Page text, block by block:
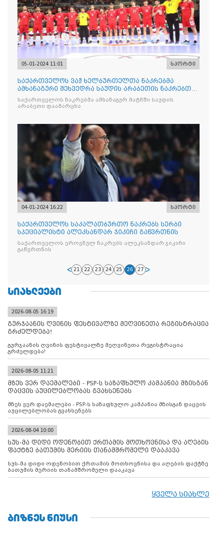
05-01-2024 11:01 სპორტი
საქართველოს ვაჟ ხელბურთელთა ნაკრებმა
ამხანაგური შეხვედრა საუდის არაბეთის ნაკრებთან
გამართა
საქართველოს ნაკრებმა ამხანაგურ მატჩში საუდის
არაბეთი დაამარცხა
04-01-2024 16:22 სპორტი
საქართველოს საკალათბურთო ნაკრებს სერბი
სპეციალისტი ალეკსანდარ ჯიკიჩი გაწვრთნის
საქართველოს ეროვნულ ნაკრებს ალეკსანდარ ჯიკიჩი
გაწვრთნის
21 22 23 24 25 26 27
ᲡᲘᲐᲮᲚᲔᲔᲑᲘ
2026-08-05 16:19
გურჯაანის ღვინის ფესტივალზე მეღვინეთა რეგისტრაცია
გრძელდება!
გურჯაანის ღვინის ფესტივალზე მეღვინეთა რეგისტრაცია
გრძელდება!
2026-08-05 11:21
მზეს ვერ დაემალები - PSP-ს საზაფხულო კამპანია მზისგან
დაცვის აუცილებლობას გვახსენებს
მზეს ვერ დაემალები - PSP-ს საზაფხულო კამპანია მზისგან დაცვის
აუცილებლობას გვახსენებს
2026-08-04 10:00
სუს-მა დიდი ოდენობით ქრთამის მოთხოვნისა და აღების
ფაქტზე ბათუმის მერიის თანამშრომელი დააკავა
სუს-მა დიდი ოდენობით ქრთამის მოთხოვნისა და აღების ფაქტზე
ბათუმის მერიის თანამშრომელი დააკავა
ყველა სიახლე
ᲑᲘᲖᲜᲔᲡ ᲜᲘᲣᲡᲘ